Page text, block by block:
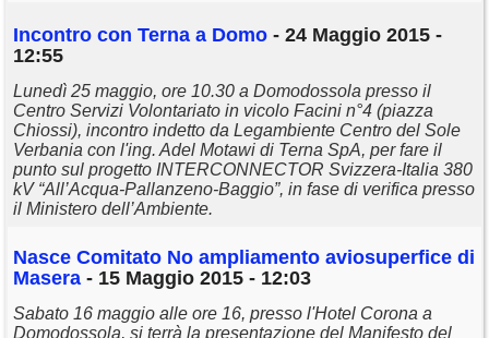
Incontro con Terna a Domo - 24 Maggio 2015 -
12:55
Lunedì 25 maggio, ore 10.30 a Domodossola presso il
Centro Servizi Volontariato in vicolo Facini n°4 (piazza
Chiossi), incontro indetto da Legambiente Centro del Sole
Verbania con l'ing. Adel Motawi di Terna SpA, per fare il
punto sul progetto INTERCONNECTOR Svizzera-Italia 380
kV “All’Acqua-Pallanzeno-Baggio”, in fase di verifica presso
il Ministero dell’Ambiente.
Nasce Comitato No ampliamento aviosuperfice di
Masera - 15 Maggio 2015 - 12:03
Sabato 16 maggio alle ore 16, presso l'Hotel Corona a
Domodossola, si terrà la presentazione del Manifesto del